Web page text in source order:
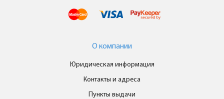
О компании
Юридическая информация
Контакты и адреса
Пункты выдачи